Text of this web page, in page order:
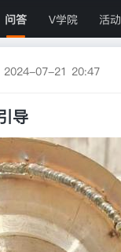
问答 V学院 活动
2024-07-21 20:47
导